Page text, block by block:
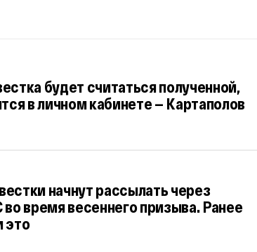
будет считаться полученной,
в личном кабинете — Картаполов
начнут рассылать через
время весеннего призыва. Ранее
это